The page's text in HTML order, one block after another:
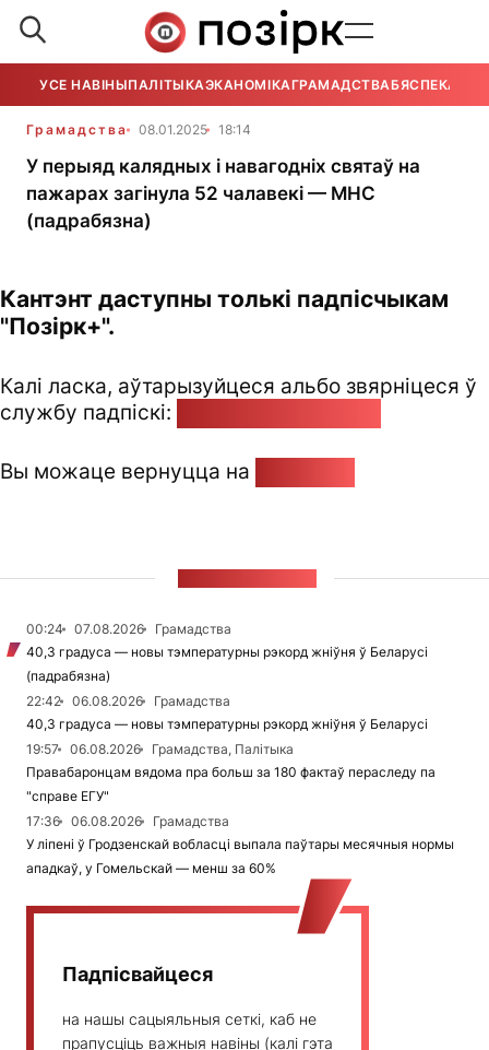
УСЕ НАВІНЫПАЛІТЫКАЭКАНОМІКАГРАМАДСТВАБЯСПЕКА
Грамадства 08.01.2025 18:14
У перыяд калядных і навагодніх святаў на
пажарах загінула 52 чалавекі — МНС
(падрабязна)
Кантэнт даступны толькі падпісчыкам
"Позірк+".
Калі ласка, аўтарызуйцеся альбо звярніцеся ў
службу падпіскі:
Вы можаце вернуцца на
00:24 07.08.2026
Грамадства
40,3 градуса — новы тэмпературны рэкорд жніўня ў Беларусі
(падрабязна)
22:42
06.08.2026
Грамадства
40,3 градуса — новы тэмпературны рэкорд жніўня ў Беларусі
19:57
06.08.2026
Грамадства, Палітыка
Правабаронцам вядома пра больш за 180 фактаў пераследу па
"справе ЕГУ"
17:36
06.08.2026
Грамадства
У ліпені ў Гродзенскай вобласці выпала паўтары месячныя нормы
ападкаў, у Гомельскай — менш за 60%
Падпісвайцеся
на нашы сацыяльныя сеткі, каб не
прапусціць важныя навіны (калі гэта